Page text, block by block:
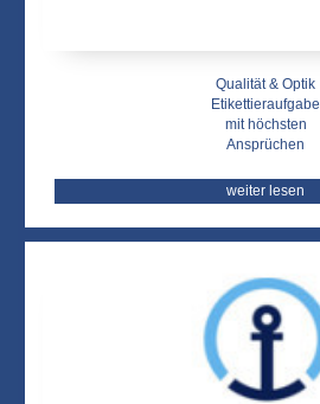
Qualität & Optik
Etikettieraufgabe
mit höchsten
Ansprüchen
weiter lesen